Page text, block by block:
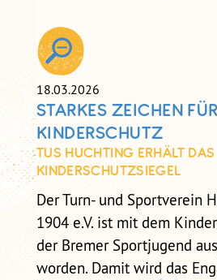
SELBSTCHECK PRÄVENTION
SEXUALISIERTER GEWALT IM
VEREIN
18.03.2026
STARKES ZEICHEN
KINDERSCHUTZ
TUS HUCHTING ERHÄLT DAS
KINDERSCHUTZSIEGEL
Der Turn- und Sportverein
1904 e.V. ist mit dem
der Bremer Sportjugend
worden. Damit wird das